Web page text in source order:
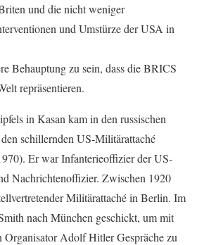
und die nicht weniger
und Umstürze der USA in
Behauptung zu sein, dass die BRICS
repräsentieren.
in Kasan kam in den russischen
schillernden US-Militärattaché
Er war Infanterieoffizier der US-
Nachrichtenoffizier. Zwischen 1920
Militärattaché in Berlin. Im
nach München geschickt, um mit
Organisator Adolf Hitler Gespräche zu